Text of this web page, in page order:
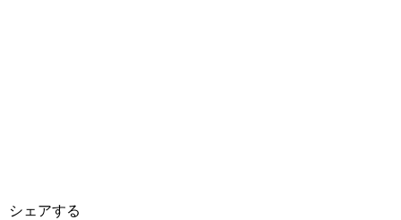
シェアする